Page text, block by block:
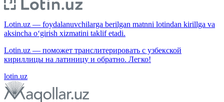
Lotin.uz — foydalanuvchilarga berilgan matnni lotindan kirillga va
aksincha o‘girish xizmatini taklif etadi.
Lotin.uz — поможет транслитерировать с узбекской
кириллицы на латиницу и обратно. Легко!
lotin.uz